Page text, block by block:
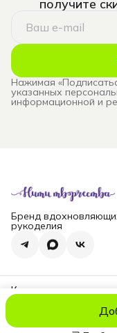
получите
Нажимая
указанных
информационной и
Бренд
рукоделия
Контакты
Эл. почта
© niti_liveОплата